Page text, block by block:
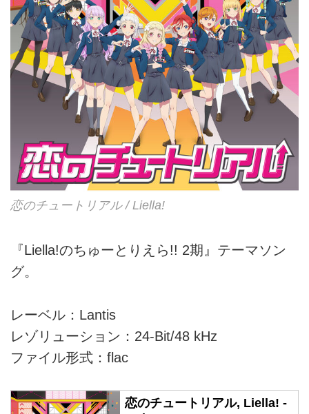
恋のチュートリアル / Liella!
『Liella!のちゅーとりえら!! 2期』テーマソン
グ。
レーベル：Lantis
レゾリューション：24-Bit/48 kHz
ファイル形式：flac
恋のチュートリアル, Liella! -